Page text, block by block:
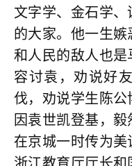
文字学、金石学
的大家。他一生
和人民的敌人也
容讨袁，劝说好
伐，劝说学生陈
因袁世凯登基，毅
在京城一时传为